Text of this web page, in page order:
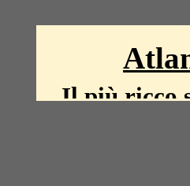
Il più ricco